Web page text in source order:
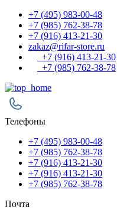
+7 (495) 983-00-48
+7 (985) 762-38-78
+7 (916) 413-21-30
zakaz@rifar-store.ru
+7 (916) 413-21-30
+7 (985) 762-38-78
Телефоны
+7 (495) 983-00-48
+7 (985) 762-38-78
+7 (916) 413-21-30
+7 (916) 413-21-30
+7 (985) 762-38-78
Почта